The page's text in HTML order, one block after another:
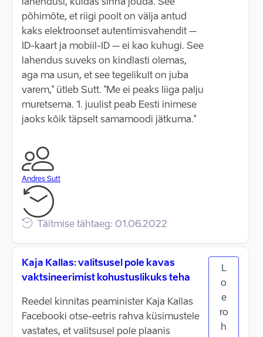
lahendusi, kuidas sinna jõuda. See
põhimõte, et riigi poolt on välja antud
kaks elektroonset autentimisvahendit –
ID-kaart ja mobiil-ID – ei kao kuhugi. See
lahendus suveks on kindlasti olemas,
aga ma usun, et see tegelikult on juba
varem," ütleb Sutt. "Me ei peaks liiga palju
muretsema. 1. juulist peab Eesti inimese
jaoks kõik täpselt samamoodi jätkuma."
Andres Sutt
Täitmise tähtaeg: 01.06.2022
Kaja Kallas: valitsusel pole kavas
vaktsineerimist kohustuslikuks teha
Reedel kinnitas peaminister Kaja Kallas
Facebooki otse-eetris rahva küsimustele
vastates, et valitsusel pole plaanis
L
o
e
ro
h